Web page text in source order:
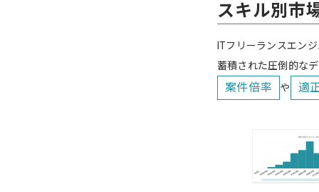
スキル別市
ITフリーランスエン
蓄積された圧倒的な
案件倍率 や 適